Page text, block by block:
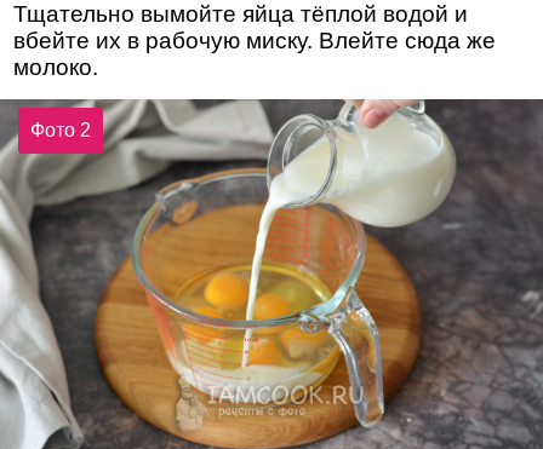
Тщательно вымойте яйца тёплой водой и
вбейте их в рабочую миску. Влейте сюда же
молоко.
Фото 2